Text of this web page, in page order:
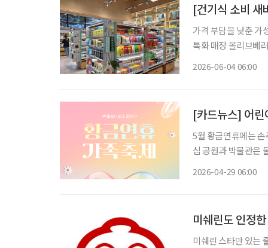
[건기식 소비 새
가격 부담을 낮춘 가
특화 매장 올리브베
2026-06-04 06:00
[카드뉴스] 어
5월 황금연휴에는
심 공원과 박물관은
2026-04-29 06:00
미쉐린도 인정
미쉐린 스타만 있는 줄 알았죠? 편